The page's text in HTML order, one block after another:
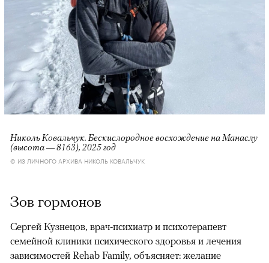
Николь Ковальчук. Бескислородное восхождение на Манаслу
(высота — 8163), 2025 год
© ИЗ ЛИЧНОГО АРХИВА НИКОЛЬ КОВАЛЬЧУК
Зов гормонов
Сергей Кузнецов, врач-психиатр и психотерапевт
семейной клиники психического здоровья и лечения
зависимостей Rehab Family, объясняет: желание